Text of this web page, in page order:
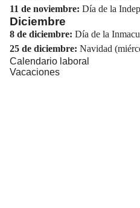
11 de noviembre: Día de la
Diciembre
8 de diciembre: Día de la
25 de diciembre: Navidad
Calendario laboral
Vacaciones